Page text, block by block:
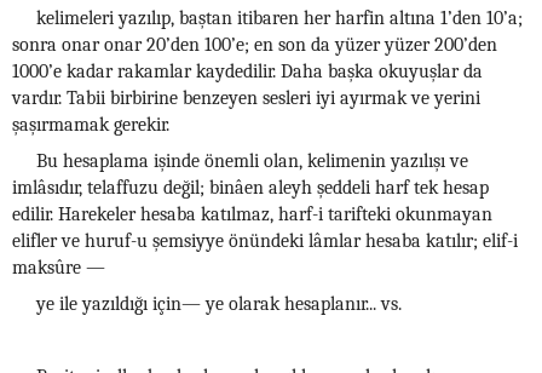
kelimeleri yazılıp, baştan itibaren her harfin altına 1’den 10’a;
sonra onar onar 20’den 100’e; en son da yüzer yüzer 200’den
1000’e kadar rakamlar kaydedilir. Daha başka okuyuşlar da
vardır. Tabii birbirine benzeyen sesleri iyi ayırmak ve yerini
şaşırmamak gerekir.
Bu hesaplama işinde önemli olan, kelimenin yazılışı ve
imlâsıdır, telaffuzu değil; binâen aleyh şeddeli harf tek hesap
edilir. Harekeler hesaba katılmaz, harf-i tarifteki okunmayan
elifler ve huruf-u şemsiyye önündeki lâmlar hesaba katılır; elif-i
maksûre —
ye ile yazıldığı için— ye olarak hesaplanır... vs.